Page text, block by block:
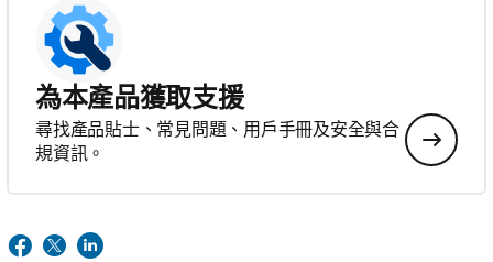
為本產品獲取支援
尋找產品貼士、常見問題、用戶手冊及安全與合
規資訊。